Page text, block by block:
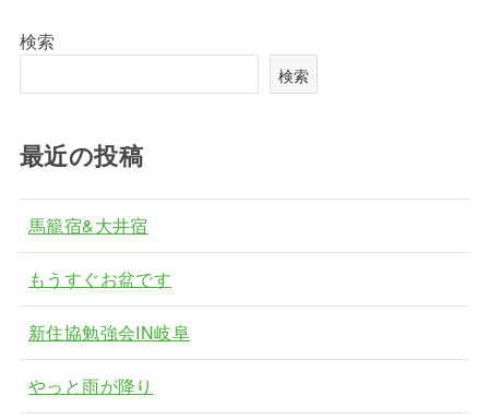
検索
検索
最近の投稿
馬籠宿&大井宿
もうすぐお盆です
新住協勉強会IN岐阜
やっと雨が降り